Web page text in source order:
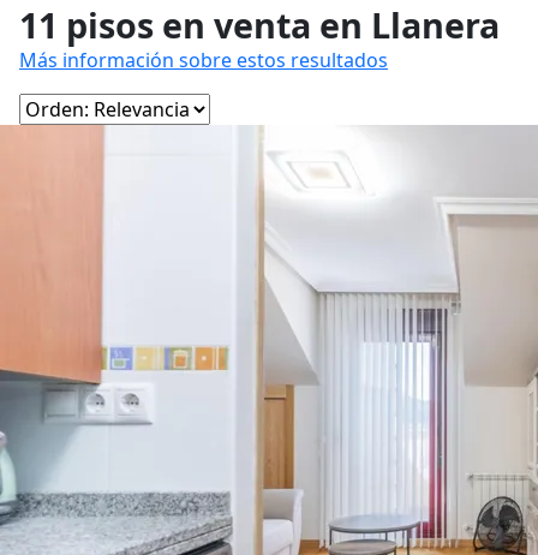
11 pisos en venta en Llanera
Más información sobre estos resultados